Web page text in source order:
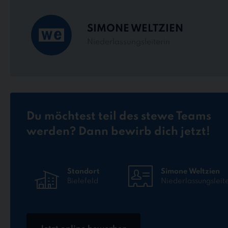
SIMONE WELTZIEN
Du möchtest teil des stewe Teams
werden? Dann bewirb dich jetzt!
Standort
Bielefeld
Simone Weltzien